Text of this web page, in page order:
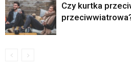
Czy kurtka